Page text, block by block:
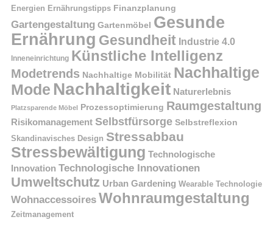
Energien Ernährungstipps Finanzplanung
Gartengestaltung Gartenmöbel Gesunde
Ernährung Gesundheit Industrie 4.0
Inneneinrichtung Künstliche Intelligenz
Modetrends Nachhaltige Mobilität Nachhaltige
Mode Nachhaltigkeit Naturerlebnis
Platzsparende Möbel Prozessoptimierung Raumgestaltung
Risikomanagement Selbstfürsorge Selbstreflexion
Skandinavisches Design Stressabbau
Stressbewältigung Technologische
Innovation Technologische Innovationen
Umweltschutz Urban Gardening Wearable Technologie
Wohnaccessoires Wohnraumgestaltung
Zeitmanagement